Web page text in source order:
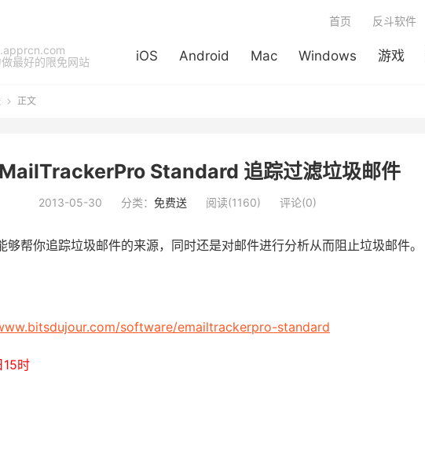
最好的限免网站
iOS Android Mac Windows 游戏
首页 反斗软件
 正文
Standard 追踪过滤垃圾邮件
2013-05-30 分类： 免费送 阅读(1160) 评论(0)
够帮你追踪垃圾邮件的来源，同时还是对邮件进行分析从而阻止垃圾邮件。
software/emailtrackerpro-standard
15时